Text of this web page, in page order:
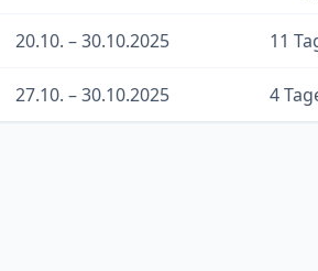
20.10. – 30.10.2025 11
27.10. – 30.10.2025 4